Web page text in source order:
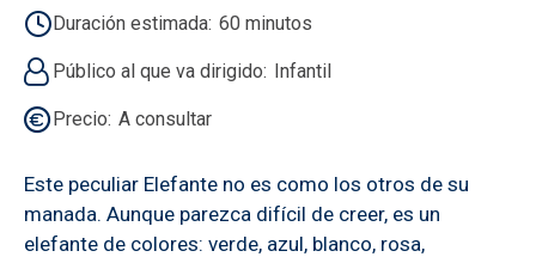
Duración estimada 60 minutos
Público al que va dirigido Infantil
Precio A consultar
Este peculiar Elefante no es como los otros de su
manada. Aunque parezca difícil de creer, es un
elefante de colores: verde, azul, blanco, rosa,